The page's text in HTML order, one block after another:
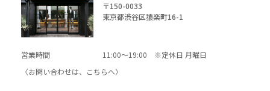
〒150-0033
東京都渋谷区猿楽町16-1
営業時間
11:00～19:00 ※定休日 月曜日
〈お問い合わせは、
こちらへ〉